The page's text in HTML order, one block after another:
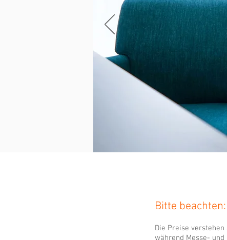
Bitte beachten:
Die Preise
während Messe-